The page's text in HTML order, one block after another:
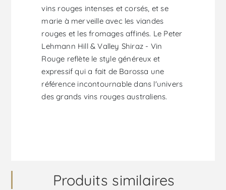
vins rouges intenses et corsés, et se
marie à merveille avec les viandes
rouges et les fromages affinés. Le Peter
Lehmann Hill & Valley Shiraz - Vin
Rouge reflète le style généreux et
expressif qui a fait de Barossa une
référence incontournable dans l'univers
des grands vins rouges australiens.
Produits similaires